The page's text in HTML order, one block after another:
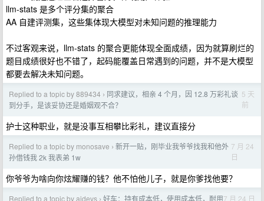
llm-stats 是多个评分集的聚合
AA 自建评测集，这些集体现大模型对未知问题的推理能力
不过客观来说，llm-stats 的聚合更能体现全面成绩，因为就算刷烂的
题目成绩很好也不错了，起码能覆盖日常遇到的问题，并不是大模型
都要去解决未知问题。
Replied to a topic by 889434 › 同求建议，相亲 4 个月，因 12.8 万彩礼谈
到分手，是该妥协还是婚姻观不合？
5 天
前
护士这种职业，就是没事互相攀比彩礼，建议直接分
Replied to a topic by monosave › 新开一贴，刚毕业我爷爷找我和他外
孙借钱我 2k 我表弟 1w
7 月 24
日
你爷爷为啥向你炫耀赚的钱？他不怕他儿子，就是你爹找他要？
Replied to a topic by aidevs › 好车：持有成本低，使用成本低，耐用7 月 24 日